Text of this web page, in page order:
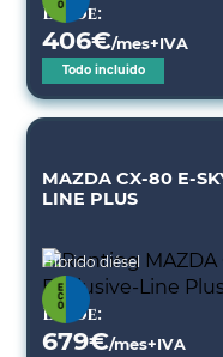
Desde:
406€/mes+IVA
Todo incluido
MAZDA CX-80 E-
LINE PLUS
Híbrido diésel
Desde:
679€/mes+IVA